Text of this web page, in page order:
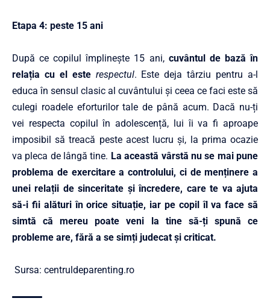
Etapa 4: peste 15 ani
După ce copilul împlinește 15 ani,cuvântul de bază în
relația cu el este respectul. Este deja târziu pentru a-l
educa în sensul clasic al cuvântului și ceea ce faci este să
culegi roadele eforturilor tale de până acum. Dacă nu-ți
vei respecta copilul în adolescență, lui îi va fi aproape
imposibil să treacă peste acest lucru și, la prima ocazie
va pleca de lângă tine. La această vârstă nu se mai pune
problema de exercitare a controlului, ci de menținere a
unei relații de sinceritate și încredere, care te va ajuta
să-i fii alături în orice situație, iar pe copil îl va face să
simtă că mereu poate veni la tine să-ți spună ce
probleme are, fără a se simți judecat și criticat.
Sursa: centruldeparenting.ro